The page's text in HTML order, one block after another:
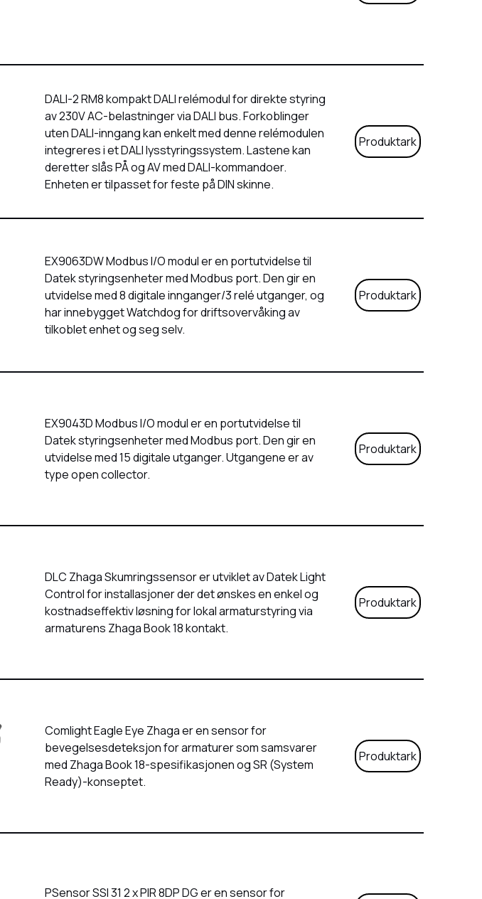
DALI-2 RM8 kompakt DALI relémodul for direkte styring
av 230V AC-belastninger via DALI bus. Forkoblinger
uten DALI-inngang kan enkelt med denne relémodulen
integreres i et DALI lysstyringssystem. Lastene kan
deretter slås PÅ og AV med DALI-kommandoer.
Enheten er tilpasset for feste på DIN skinne.
Produktark
EX9063DW Modbus I/O modul er en portutvidelse til
Datek styringsenheter med Modbus port. Den gir en
utvidelse med 8 digitale innganger/3 relé utganger, og
har innebygget Watchdog for driftsovervåking av
tilkoblet enhet og seg selv.
Produktark
EX9043D Modbus I/O modul er en portutvidelse til
Datek styringsenheter med Modbus port. Den gir en
utvidelse med 15 digitale utganger. Utgangene er av
type open collector.
Produktark
DLC Zhaga Skumringssensor er utviklet av Datek Light
Control for installasjoner der det ønskes en enkel og
kostnadseffektiv løsning for lokal armaturstyring via
armaturens Zhaga Book 18 kontakt.
Produktark
Comlight Eagle Eye Zhaga er en sensor for
bevegelsesdeteksjon for armaturer som samsvarer
med Zhaga Book 18-spesifikasjonen og SR (System
Ready)-konseptet.
Produktark
PSensor SSI 31 2 x PIR 8DP DG er en sensor for